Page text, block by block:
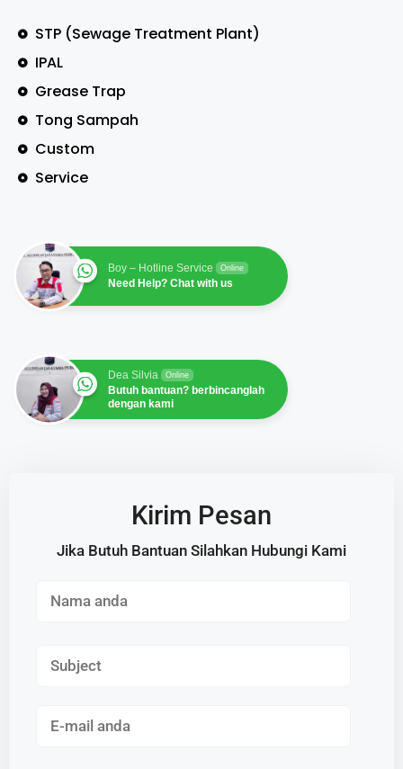
STP (Sewage Treatment Plant)
IPAL
Grease Trap
Tong Sampah
Custom
Service
Boy – Hotline Service Online
Need Help? Chat with us
Dea Silvia Online
Butuh bantuan? berbincanglah
dengan kami
Kirim Pesan
Jika Butuh Bantuan Silahkan Hubungi Kami